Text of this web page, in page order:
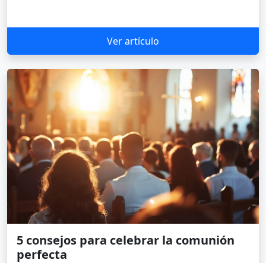
Ver artículo
5 consejos para celebrar la comunión
perfecta